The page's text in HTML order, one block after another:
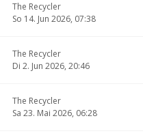
The Recycler
So 14. Jun 2026, 07:38
The Recycler
Di 2. Jun 2026, 20:46
The Recycler
Sa 23. Mai 2026, 06:28